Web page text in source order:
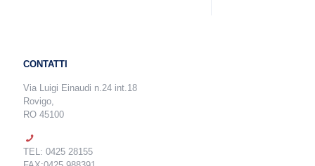
CONTATTI
Via Luigi Einaudi n.24 int.18
Rovigo,
RO 45100
TEL: 0425 28155